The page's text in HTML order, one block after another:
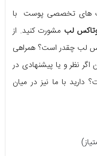
های تخصصی پوست با
لب مشورت کنید. از
لب چقدر است؟ همراهی
نظر و یا پیشنهادی در
با ما نیز در میان